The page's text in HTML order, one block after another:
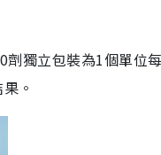
獨立包裝為1個單位
。